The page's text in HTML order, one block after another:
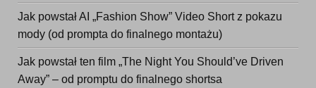
Jak powstał AI „Fashion Show” Video Short z pokazu
mody (od prompta do finalnego montażu)
Jak powstał ten film „The Night You Should’ve Driven
Away” – od promptu do finalnego shortsa